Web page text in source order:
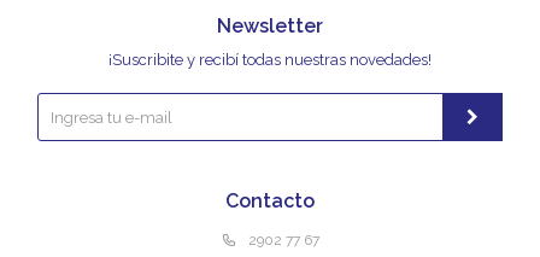
Contacto
2902 77 67
Newsletter
¡Suscribite y recibí todas nuestras novedades!